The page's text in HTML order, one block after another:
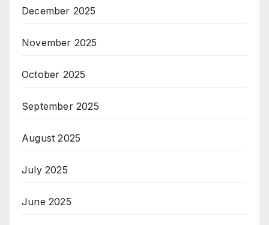
December 2025
November 2025
October 2025
September 2025
August 2025
July 2025
June 2025